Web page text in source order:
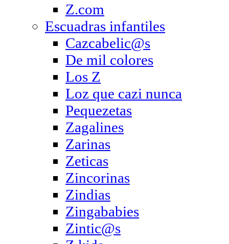
Z.com
Escuadras infantiles
Cazcabelic@s
De mil colores
Los Z
Loz que cazi nunca
Pequezetas
Zagalines
Zarinas
Zeticas
Zincorinas
Zindias
Zingababies
Zintic@s